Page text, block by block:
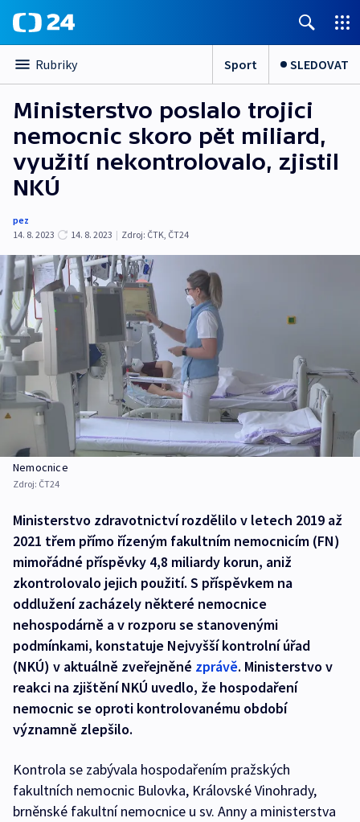
Rubriky Sport SLEDOVAT
Ministerstvo poslalo trojici
nemocnic skoro pět miliard,
využití nekontrolovalo, zjistil
NKÚ
pez
14. 8. 2023
14. 8. 2023 | Zdroj: ČTK, ČT24
Nemocnice
Zdroj: ČT24
Ministerstvo zdravotnictví rozdělilo v letech 2019 až
2021 třem přímo řízeným fakultním nemocnicím (FN)
mimořádné příspěvky 4,8 miliardy korun, aniž
zkontrolovalo jejich použití. S příspěvkem na
oddlužení zacházely některé nemocnice
nehospodárně a v rozporu se stanovenými
podmínkami, konstatuje Nejvyšší kontrolní úřad
(NKÚ) v aktuálně zveřejněné zprávě. Ministerstvo v
reakci na zjištění NKÚ uvedlo, že hospodaření
nemocnic se oproti kontrolovanému období
významně zlepšilo.
Kontrola se zabývala hospodařením pražských
fakultních nemocnic Bulovka, Královské Vinohrady,
brněnské fakultní nemocnice u sv. Anny a ministerstva